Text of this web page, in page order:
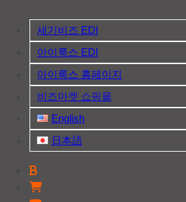
content
세기비즈 EDI
아이룩스 EDI
아이룩스 홈페이지
비즈마켓 쇼핑몰
English
日本語